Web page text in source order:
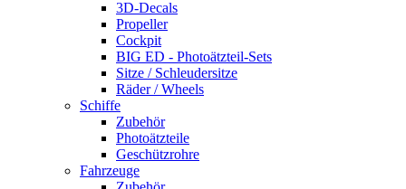
3D-Decals
Propeller
Cockpit
BIG ED - Photoätzteil-Sets
Sitze / Schleudersitze
Räder / Wheels
Schiffe
Zubehör
Photoätzteile
Geschützrohre
Fahrzeuge